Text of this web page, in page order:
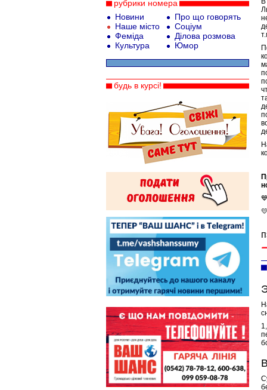
💙
💛
рубрики номера
Новини
Наше місто
Феміда
Культура
Про що говорять
Соціум
Ділова розмова
Юмор
будь в курсі!